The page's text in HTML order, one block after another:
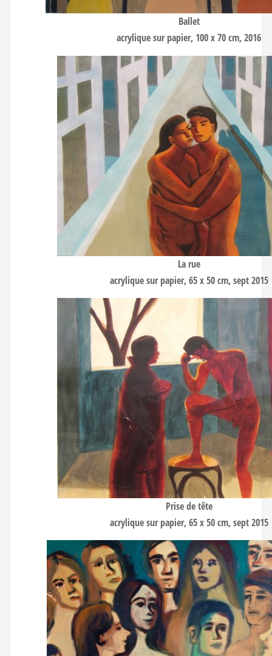
Ballet
acrylique sur papier, 100 x 70 cm, 2016
La rue
acrylique sur papier, 65 x 50 cm, sept 2015
Prise de tête
acrylique sur papier, 65 x 50 cm, sept 2015